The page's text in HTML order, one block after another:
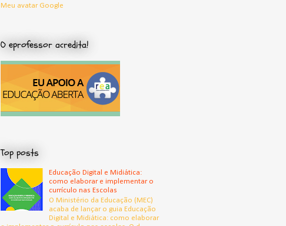
Meu avatar Google
O eprofessor acredita!
Top posts
Educação Digital e Midiática:
como elaborar e implementar o
currículo nas Escolas
O Ministério da Educação (MEC)
acaba de lançar o guia Educação
Digital e Midiática: como elaborar